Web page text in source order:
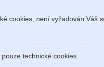
cookies, není vyžadován Váš
technické cookies.